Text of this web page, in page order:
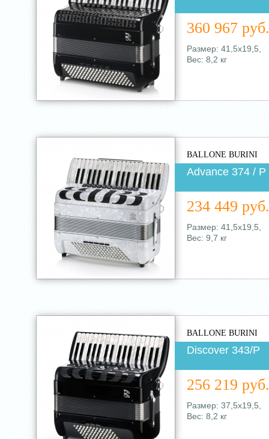
360 967 руб.
Размер: 41,5х19,5,
Вес: 8,2 кг
BALLONE BURINI
Advance 374 / Р
234 449 руб.
Размер: 41,5х19,5,
Вес: 9,7 кг
BALLONE BURINI
Discover 343/Р
256 219 руб.
Размер: 37,5х19,5,
Вес: 8,2 кг